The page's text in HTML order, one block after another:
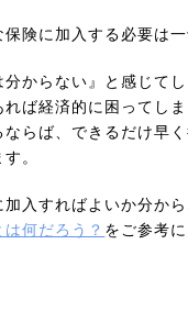
険に加入する必要は一
分からない』と感じて
ば経済的に困ってし
らば、できるだけ早
。
加入すればよいか分か
何だろう？ をご参考